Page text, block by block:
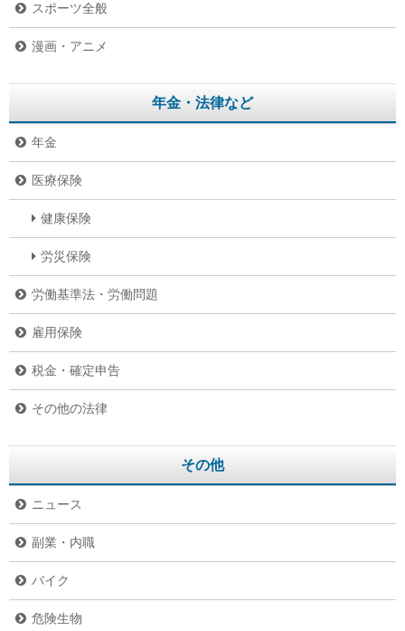
スポーツ全般
漫画・アニメ
年金・法律など
年金
医療保険
健康保険
労災保険
労働基準法・労働問題
雇用保険
税金・確定申告
その他の法律
その他
ニュース
副業・内職
バイク
危険生物